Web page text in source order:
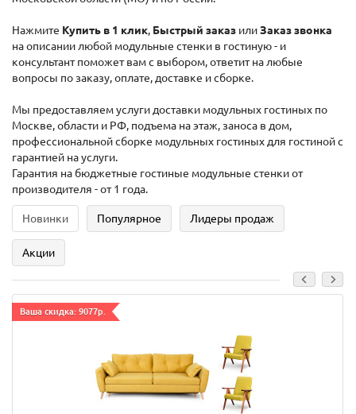
Нажмите Купить в 1 клик, Быстрый заказ илиЗаказ звонка
на описании любой модульные стенки в гостиную - и
консультант поможет вам с выбором, ответит на любые
вопросы по заказу, оплате, доставке и сборке.
Мы предоставляем услуги доставки модульных гостиных по
Москве, области и РФ, подъема на этаж, заноса в дом,
профессиональной сборке модульных гостиных для гостиной с
гарантией на услуги.
Гарантия на бюджетные гостиные модульные стенки от
производителя - от 1 года.
Новинки Популярное Лидеры продаж
Акции
Ваша скидка: 9077р.